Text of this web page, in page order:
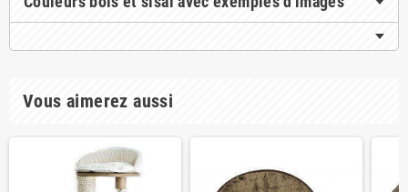
Vous aimerez aussi